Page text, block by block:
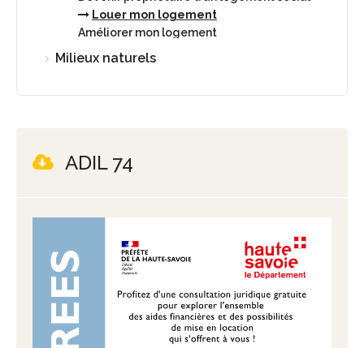
Louer mon logement
Améliorer mon logement
Milieux naturels
ADIL 74